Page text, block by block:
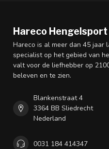
Hareco Hengelsport
Hareco is al meer dan 45 jaar
specialist op het gebied van
valt voor de liefhebber op
beleven en te zien.
Blankenstraat 4
3364 BB Sliedrecht
Nederland
0031 184 414347